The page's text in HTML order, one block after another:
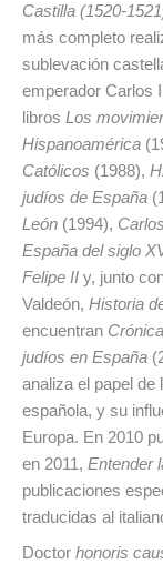
Castilla (1520-
más completo
sublevación
emperador Carlos
libros Los
Hispanoamérica
Católicos (1988),
judíos de España
León (1994),
España del siglo
Felipe II y, junto
Valdeón, Historia
encuentran
judíos en España
analiza el papel de
española, y su
Europa. En 2010
en 2011, Entender
publicaciones
traducidas al
Doctor honoris